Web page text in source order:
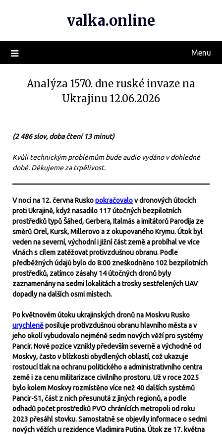
valka.online
Menu
Analýza 1570. dne ruské invaze na
Ukrajinu 12.06.2026
(2 486 slov, doba čtení 13 minut)
Kvůli technickým problémům bude audio vydáno v dohledné
době. Děkujeme za trpělivost.
V noci na 12. června Ruskopokračovalov dronových útocích
proti Ukrajině, když nasadilo 117 útočných bezpilotních
prostředků typů Šáhed, Gerbera, Italmás a imitátorů Parodija ze
směrů Orel, Kursk, Millerovo a z okupovaného Krymu. Útok byl
veden na severní, východní i jižní část země a probíhal ve více
vlnách s cílem zatěžovat protivzdušnou obranu. Podle
předběžných údajů bylo do 8:00 zneškodněno 102 bezpilotních
prostředků, zatímco zásahy 14 útočných dronů byly
zaznamenány na sedmi lokalitách a trosky sestřelených UAV
dopadly na dalších osmi místech.
Po květnovém útoku ukrajinských dronů na Moskvu Rusko
urychleněposiluje protivzdušnou obranu hlavního města a v
jeho okolí vybudovalo nejméně sedm nových věží pro systémy
Pancir. Nové pozice vznikly především severně a východně od
Moskvy, často v blízkosti obydlených oblastí, což ukazuje
rostoucí tlak na ochranu politického a administrativního centra
země i za cenu militarizace civilního prostoru. Už v roce 2025
bylo kolem Moskvy rozmístěno více než 40 dalších systémů
Pancir-S1, část z nich přesunutá z jiných regionů, a podle
odhadů počet prostředků PVO chránících metropoli od roku
2023 přesáhl stovku. Samostatně se objevily informace o sedmi
nových věžích u rezidence Vladimira Putina. Útok ze 17. května